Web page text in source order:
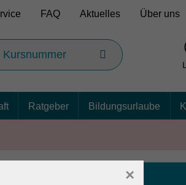
FAQ Aktuelles Über uns
Ratgeber Bildungsurlaube
×